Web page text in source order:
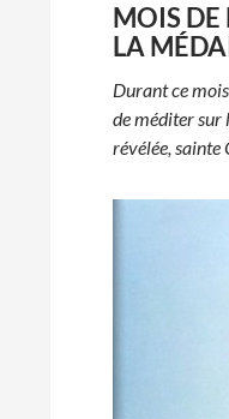
MOIS
LA
Durant ce
de méditer sur
révélée, sainte